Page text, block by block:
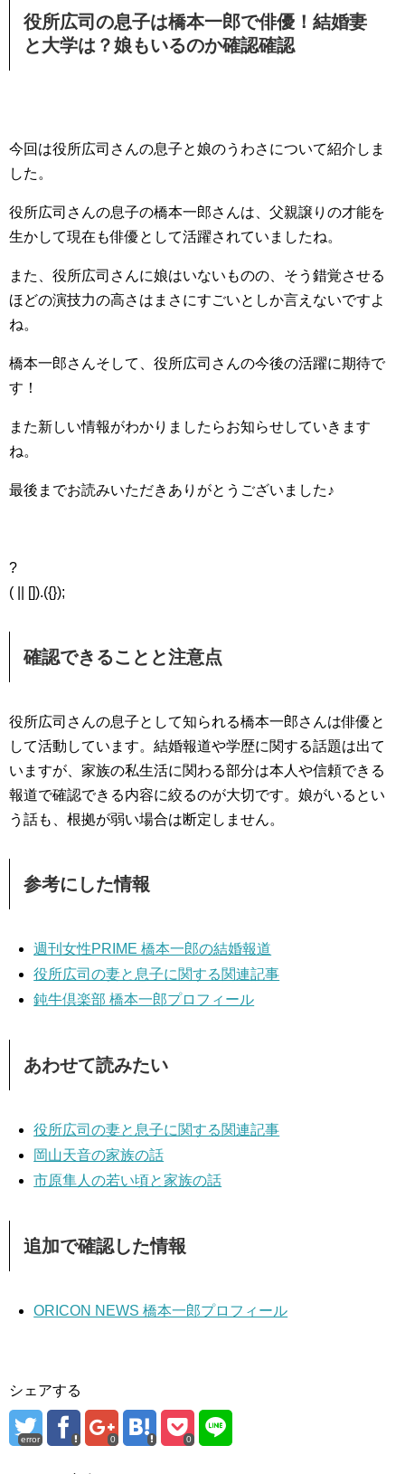
役所広司の息子は橋本一郎で俳優！結婚妻
と大学は？娘もいるのか確認確認
今回は役所広司さんの息子と娘のうわさについて紹介しま
した。
役所広司さんの息子の橋本一郎さんは、父親譲りの才能を
生かして現在も俳優として活躍されていましたね。
また、役所広司さんに娘はいないものの、そう錯覚させる
ほどの演技力の高さはまさにすごいとしか言えないですよ
ね。
橋本一郎さんそして、役所広司さんの今後の活躍に期待で
す！
また新しい情報がわかりましたらお知らせしていきます
ね。
最後までお読みいただきありがとうございました♪
?
( || []).({});
確認できることと注意点
役所広司さんの息子として知られる橋本一郎さんは俳優と
して活動しています。結婚報道や学歴に関する話題は出て
いますが、家族の私生活に関わる部分は本人や信頼できる
報道で確認できる内容に絞るのが大切です。娘がいるとい
う話も、根拠が弱い場合は断定しません。
参考にした情報
週刊女性PRIME 橋本一郎の結婚報道
役所広司の妻と息子に関する関連記事
鈍牛倶楽部 橋本一郎プロフィール
あわせて読みたい
役所広司の妻と息子に関する関連記事
岡山天音の家族の話
市原隼人の若い頃と家族の話
追加で確認した情報
ORICON NEWS 橋本一郎プロフィール
シェアする
error 0 0